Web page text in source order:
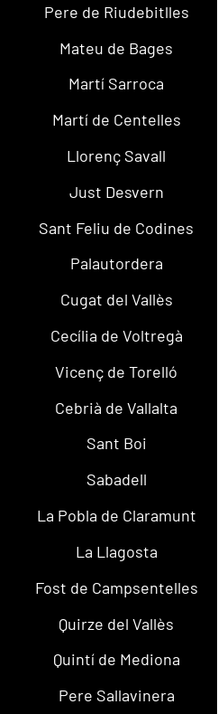
Pere de Riudebitlles
Mateu de Bages
Martí Sarroca
Martí de Centelles
Llorenç Savall
Just Desvern
Sant Feliu de Codines
Palautordera
Cugat del Vallès
Cecília de Voltregà
Vicenç de Torelló
Cebrià de Vallalta
Sant Boi
Sabadell
La Pobla de Claramunt
La Llagosta
Fost de Campsentelles
Quirze del Vallès
Quintí de Mediona
Pere Sallavinera